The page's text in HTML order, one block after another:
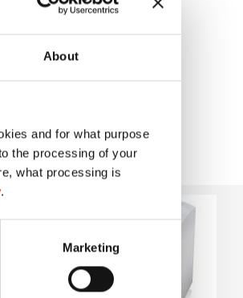
About
and for what purpose
the processing of your
what processing is
.
Marketing